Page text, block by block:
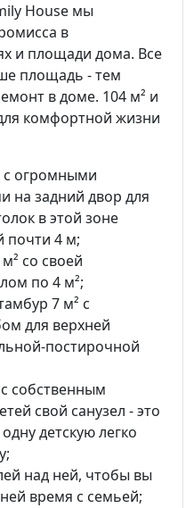
House мы
в
и площади дома. Все
площадь - тем
в доме. 104 м² и
комфортной жизни
с огромными
на задний двор для
в этой зоне
почти 4 м;
со своей
по 4 м²;
7 м² с
для верхней
постирочной
собственным
свой санузел - это
детскую легко
над ней, чтобы вы
время с семьей;